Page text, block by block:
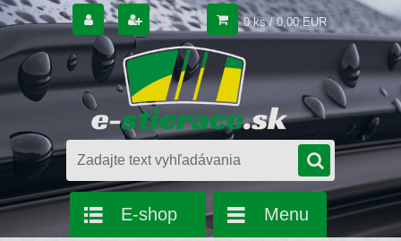
0 ks / 0,00 EUR
E-shop Menu